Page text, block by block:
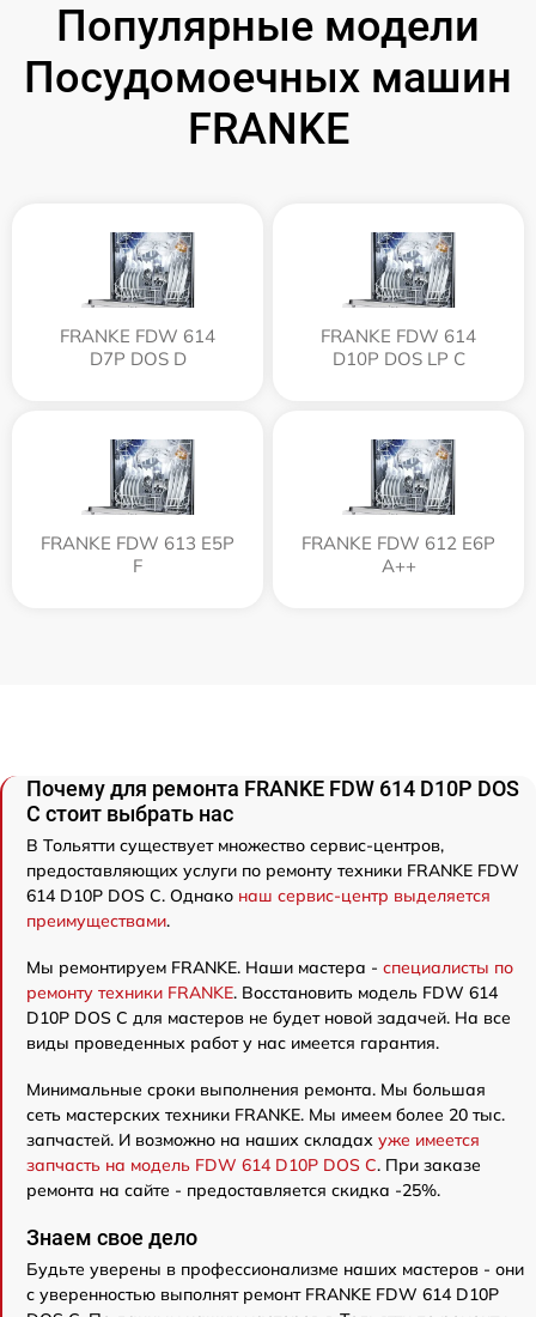
Популярные модели
Посудомоечных машин
FRANKE
FRANKE FDW 614
D7P DOS D
FRANKE FDW 614
D10P DOS LP C
FRANKE FDW 613 E5P
F
FRANKE FDW 612 E6P
A++
Почему для ремонта FRANKE FDW 614 D10P DOS
C стоит выбрать нас
В Тольятти существует множество сервис-центров,
предоставляющих услуги по ремонту техники FRANKE FDW
614 D10P DOS C. Однако наш сервис-центр выделяется
преимуществами.
Мы ремонтируем FRANKE. Наши мастера - специалисты по
ремонту техники FRANKE. Восстановить модель FDW 614
D10P DOS C для мастеров не будет новой задачей. На все
виды проведенных работ у нас имеется гарантия.
Минимальные сроки выполнения ремонта. Мы большая
сеть мастерских техники FRANKE. Мы имеем более 20 тыс.
запчастей. И возможно на наших складах уже имеется
запчасть на модель FDW 614 D10P DOS C. При заказе
ремонта на сайте - предоставляется скидка -25%.
Знаем свое дело
Будьте уверены в профессионализме наших мастеров - они
с уверенностью выполнят ремонт FRANKE FDW 614 D10P